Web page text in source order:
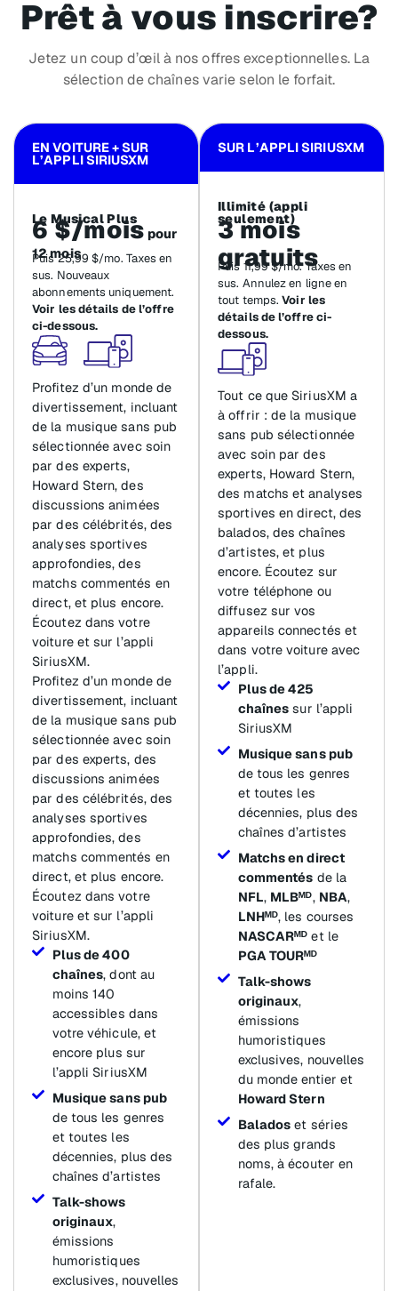
Prêt à vous inscrire?
Jetez un coup d’œil à nos offres exceptionnelles. La
sélection de chaînes varie selon le forfait.
EN VOITURE + SUR
L’APPLI SIRIUSXM
Le Musical Plus
6 $/mois pour
12 mois
Puis 25,99 $/mo. Taxes en
sus. Nouveaux
abonnements uniquement.
Voir les détails de l’offre
ci-dessous.
Profitez d’un monde de
divertissement, incluant
de la musique sans pub
sélectionnée avec soin
par des experts,
Howard Stern, des
discussions animées
par des célébrités, des
analyses sportives
approfondies, des
matchs commentés en
direct, et plus encore.
Écoutez dans votre
voiture et sur l’appli
SiriusXM.
Profitez d’un monde de
divertissement, incluant
de la musique sans pub
sélectionnée avec soin
par des experts, des
discussions animées
par des célébrités, des
analyses sportives
approfondies, des
matchs commentés en
direct, et plus encore.
Écoutez dans votre
voiture et sur l’appli
SiriusXM.
Plus de 400
chaînes, dont au
moins 140
accessibles dans
votre véhicule, et
encore plus sur
l’appli SiriusXM
Musique sans pub
de tous les genres
et toutes les
décennies, plus des
chaînes d’artistes
Talk-shows
originaux,
émissions
humoristiques
exclusives, nouvelles
SUR L’APPLI SIRIUSXM
Illimité (appli
seulement)
3 mois
gratuits
Puis 11,99 $/mo. Taxes en
sus. Annulez en ligne en
tout temps.Voir les
détails de l’offre ci-
dessous.
Tout ce que SiriusXM a
à offrir : de la musique
sans pub sélectionnée
avec soin par des
experts, Howard Stern,
des matchs et analyses
sportives en direct, des
balados, des chaînes
d’artistes, et plus
encore. Écoutez sur
votre téléphone ou
diffusez sur vos
appareils connectés et
dans votre voiture avec
l’appli.
Plus de 425
chaînes sur l’appli
SiriusXM
Musique sans pub
de tous les genres
et toutes les
décennies, plus des
chaînes d’artistes
Matchs en direct
commentés de la
NFL, MLBᴹᴰ, NBA,
LNHᴹᴰ, les courses
NASCARᴹᴰ et le
PGA TOURᴹᴰ
Talk-shows
originaux,
émissions
humoristiques
exclusives, nouvelles
du monde entier et
Howard Stern
Balados et séries
des plus grands
noms, à écouter en
rafale.